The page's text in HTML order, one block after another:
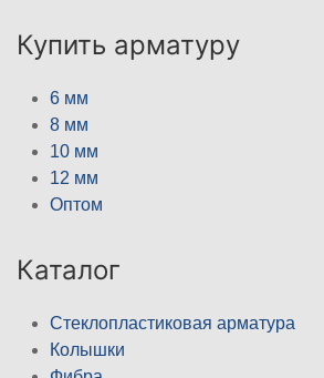
Купить арматуру
6 мм
8 мм
10 мм
12 мм
Оптом
Каталог
Стеклопластиковая арматура
Колышки